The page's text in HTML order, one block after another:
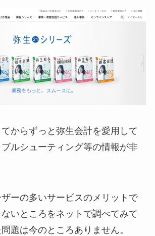
からずっと弥生会計を愛用して
ルシューティング等の情報が非
ーの多いサービスのメリットで
いところをネットで調べてみて
題は今のところありません。